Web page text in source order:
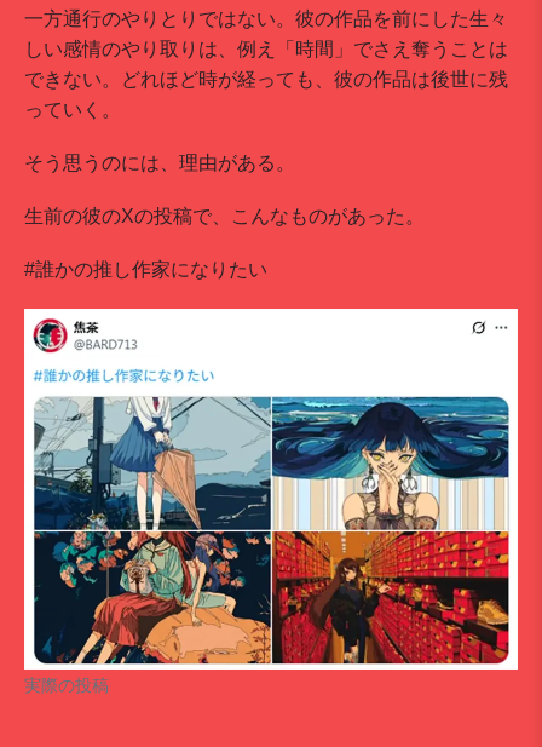
一方通行のやりとりではない。彼の作品を前にした生々
しい感情のやり取りは、例え「時間」でさえ奪うことは
できない。どれほど時が経っても、彼の作品は後世に残
っていく。
そう思うのには、理由がある。
生前の彼のXの投稿で、こんなものがあった。
#誰かの推し作家になりたい
実際の投稿